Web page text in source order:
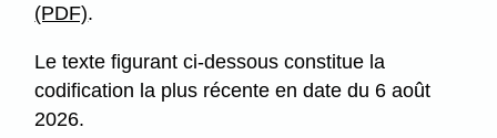
(PDF).
Le texte figurant ci-dessous constitue la
codification la plus récente en date du 6 août
2026.